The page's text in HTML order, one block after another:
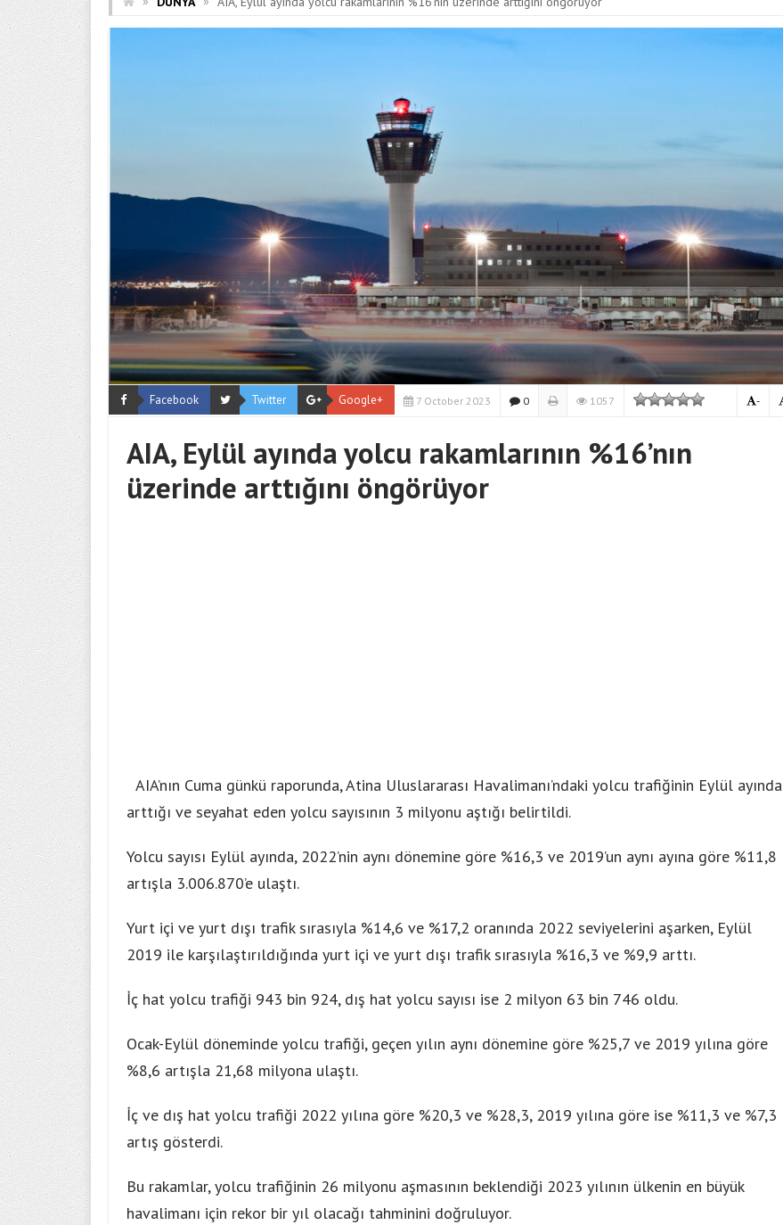
Facebook Twitter Google+ 7 October 2023 0 1057 -
AIA, Eylül ayında yolcu rakamlarının %16’nın
üzerinde arttığını öngörüyor
AIA’nın Cuma günkü raporunda, Atina Uluslararası Havalimanı’ndaki yolcu trafiğinin Eylül ayında
arttığı ve seyahat eden yolcu sayısının 3 milyonu aştığı belirtildi.
Yolcu sayısı Eylül ayında, 2022’nin aynı dönemine göre %16,3 ve 2019’un aynı ayına göre %11,8
artışla 3.006.870’e ulaştı.
Yurt içi ve yurt dışı trafik sırasıyla %14,6 ve %17,2 oranında 2022 seviyelerini aşarken, Eylül
2019 ile karşılaştırıldığında yurt içi ve yurt dışı trafik sırasıyla %16,3 ve %9,9 arttı.
İç hat yolcu trafiği 943 bin 924, dış hat yolcu sayısı ise 2 milyon 63 bin 746 oldu.
Ocak-Eylül döneminde yolcu trafiği, geçen yılın aynı dönemine göre %25,7 ve 2019 yılına göre
%8,6 artışla 21,68 milyona ulaştı.
İç ve dış hat yolcu trafiği 2022 yılına göre %20,3 ve %28,3, 2019 yılına göre ise %11,3 ve %7,3
artış gösterdi.
Bu rakamlar, yolcu trafiğinin 26 milyonu aşmasının beklendiği 2023 yılının ülkenin en büyük
havalimanı için rekor bir yıl olacağı tahminini doğruluyor.